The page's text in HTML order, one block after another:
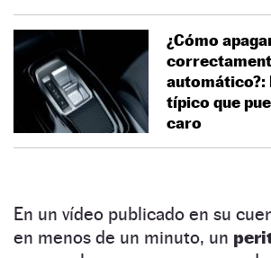
¿Cómo
automático?:
típico que
caro
En un vídeo publicado en su
en menos de un minuto, un